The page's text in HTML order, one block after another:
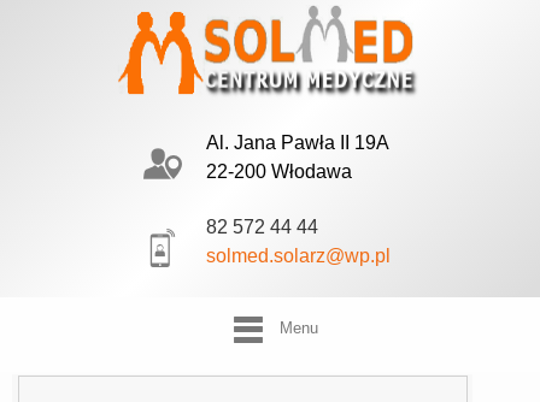
Al. Jana Pawła II 19A
22-200 Włodawa
82 572 44 44
solmed.solarz@wp.pl
Menu